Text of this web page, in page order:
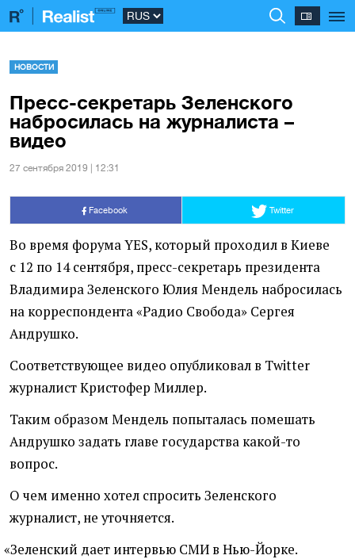
НОВОСТИ
Пресс-секретарь Зеленского
набросилась на журналиста –
видео
27 сентября 2019 | 12:31
Facebook Twitter
Во время форума YES, который проходил в Киеве
с 12 по 14 сентября, пресс-секретарь президента
Владимира Зеленского Юлия Мендель набросилась
на корреспондента«Радио Свобода» Сергея
Андрушко.
Соответствующее видео опубликовал в Twitter
журналист Кристофер Миллер.
Таким образом Мендель попыталась помешать
Андрушко задать главе государства какой-то
вопрос.
О чем именно хотел спросить Зеленского
журналист, не уточняется.
«Зеленский дает интервью СМИ в Нью-Йорке.